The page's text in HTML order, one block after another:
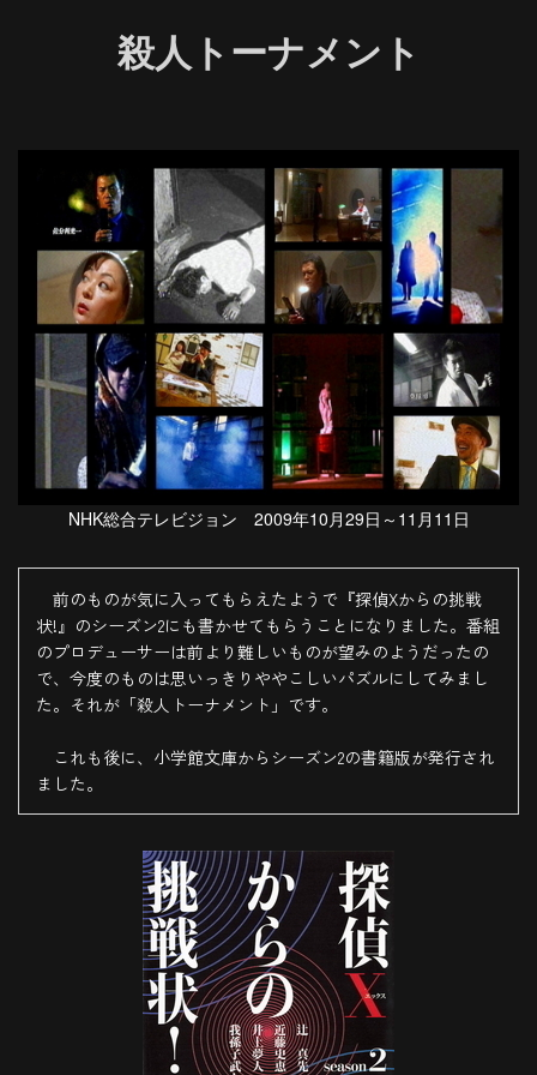
殺人トーナメント
NHK総合テレビジョン 2009年10月29日～11月11日
前のものが気に入ってもらえたようで『探偵Xからの挑戦
状!』のシーズン2にも書かせてもらうことになりました。番組
のプロデューサーは前より難しいものが望みのようだったの
で、今度のものは思いっきりややこしいパズルにしてみまし
た。それが「殺人トーナメント」です。
これも後に、小学館文庫からシーズン2の書籍版が発行され
ました。